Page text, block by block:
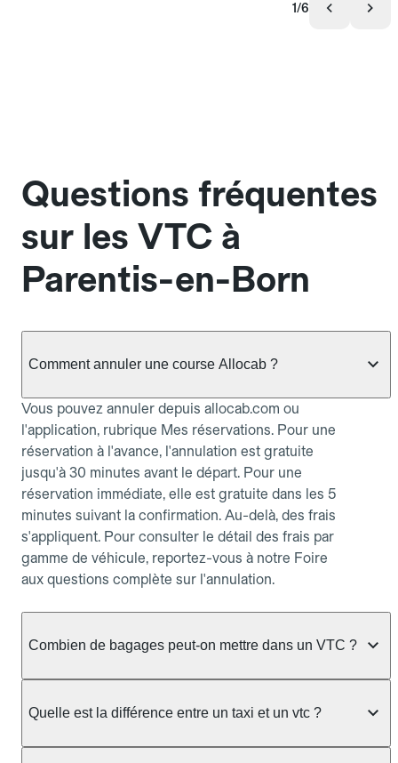
1/6
Questions fréquentes
sur les VTC à
Parentis-en-Born
Comment annuler une course Allocab ?
Vous pouvez annuler depuis allocab.com ou
l'application, rubrique Mes réservations. Pour une
réservation à l'avance, l'annulation est gratuite
jusqu'à 30 minutes avant le départ. Pour une
réservation immédiate, elle est gratuite dans les 5
minutes suivant la confirmation. Au-delà, des frais
s'appliquent. Pour consulter le détail des frais par
gamme de véhicule, reportez-vous à notre Foire
aux questions complète sur l'annulation.
Combien de bagages peut-on mettre dans un VTC ?
réservée :
Berline, Green, Berline Affaires, VAO : jusqu'à 3
Quelle est la différence entre un taxi et un vtc ?